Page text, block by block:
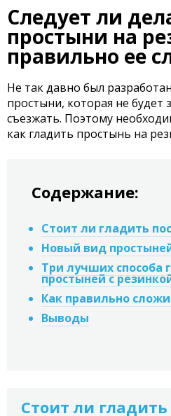
Следует ли
простыни на
правильно ее
Не так давно был
простыни, которая не будет
съезжать. Поэтому
как гладить простынь на
Содержание:
Стоит ли гладить
Новый вид
Три лучших способа
простыней с
Как правильно
Выводы
Стоит ли